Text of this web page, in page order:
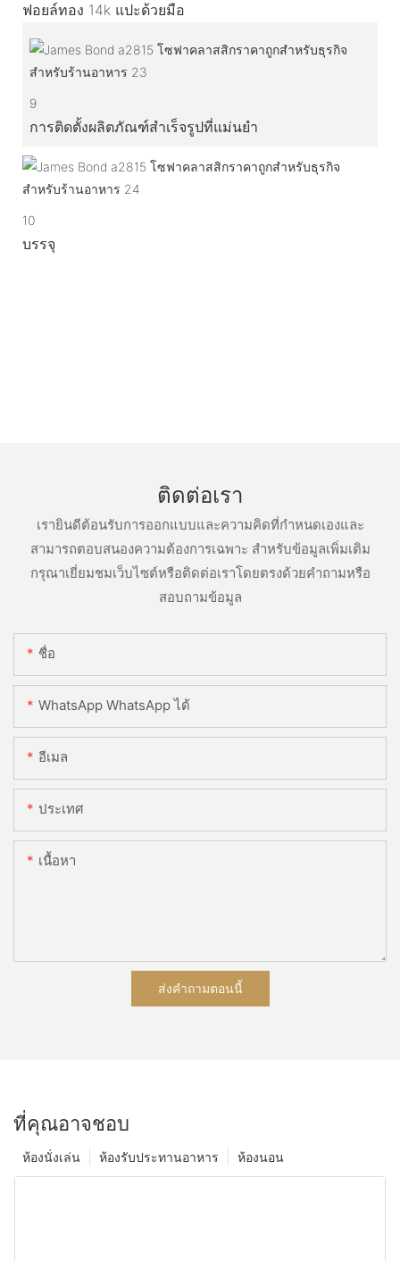
ฟอยล์ทอง 14k แปะด้วยมือ
9
การติดตั้งผลิตภัณฑ์สำเร็จรูปที่แม่นยำ
10
บรรจุ
ติดต่อเรา
เรายินดีต้อนรับการออกแบบและความคิดที่กำหนดเองและ
สามารถตอบสนองความต้องการเฉพาะ สำหรับข้อมูลเพิ่มเติม
กรุณาเยี่ยมชมเว็บไซต์หรือติดต่อเราโดยตรงด้วยคำถามหรือ
สอบถามข้อมูล
ชื่อ
WhatsApp WhatsApp ได้
อีเมล
ประเทศ
เนื้อหา
ส่งคำถามตอนนี้
ที่คุณอาจชอบ
ห้องนอน
ห้องรับประทานอาหาร
ห้องนั่งเล่น